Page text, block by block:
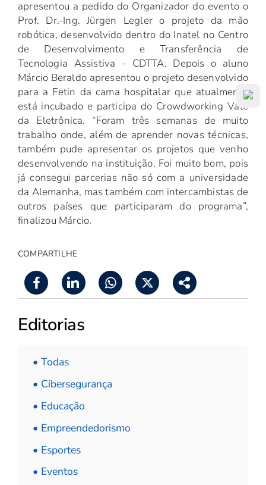
apresentou a pedido do Organizador do evento o
Prof. Dr.-Ing. Jürgen Legler o projeto da mão
robótica, desenvolvido dentro do Inatel no Centro
de Desenvolvimento e Transferência de
Tecnologia Assistiva - CDTTA. Depois o aluno
Márcio Beraldo apresentou o projeto desenvolvido
para a Fetin da cama hospitalar que atualmente
está incubado e participa do Crowdworking Vale
da Eletrônica. “Foram três semanas de muito
trabalho onde, além de aprender novas técnicas,
também pude apresentar os projetos que venho
desenvolvendo na instituição. Foi muito bom, pois
já consegui parcerias não só com a universidade
da Alemanha, mas também com intercambistas de
outros países que participaram do programa”,
finalizou Márcio.
COMPARTILHE
Editorias
• Todas
• Cibersegurança
• Educação
• Empreendedorismo
• Esportes
• Eventos